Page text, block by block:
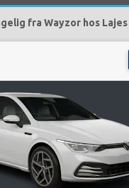
fra Wayzor hos